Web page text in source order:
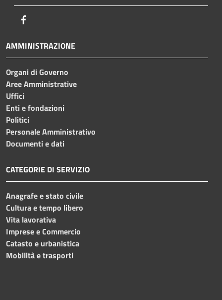
AMMINISTRAZIONE
Organi di Governo
Aree Amministrative
Uffici
Enti e fondazioni
Politici
Personale Amministrativo
Documenti e dati
CATEGORIE DI SERVIZIO
Anagrafe e stato civile
Cultura e tempo libero
Vita lavorativa
Imprese e Commercio
Catasto e urbanistica
Mobilità e trasporti